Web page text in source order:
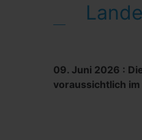
09. Juni 2026 :
voraussichtlich